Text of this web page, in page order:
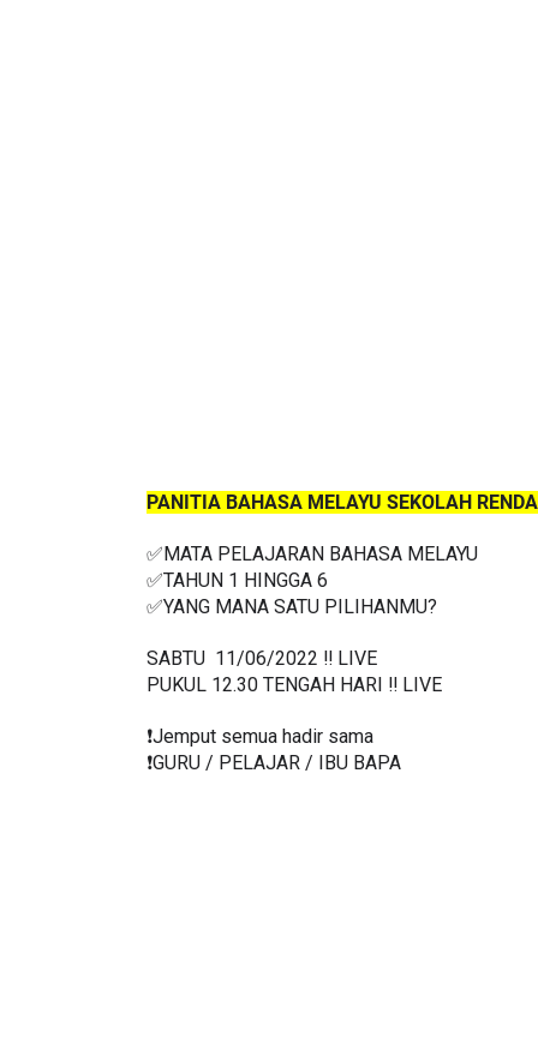
PANITIA BAHASA MELAYU SEKOLAH
✅MATA PELAJARAN BAHASA MELAYU
✅TAHUN 1 HINGGA 6
✅YANG MANA SATU PILIHANMU?
SABTU  11/06/2022 ‼️ LIVE
PUKUL 12.30 TENGAH HARI ‼️ LIVE
❗️Jemput semua hadir sama
❗️GURU / PELAJAR / IBU BAPA